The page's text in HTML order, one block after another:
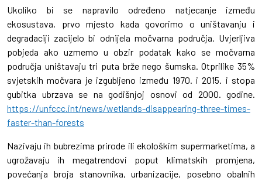
Ukoliko bi se napravilo određeno natjecanje između
ekosustava, prvo mjesto kada govorimo o uništavanju i
degradaciji zacijelo bi odnijela močvarna područja. Uvjerljiva
pobjeda ako uzmemo u obzir podatak kako se močvarna
područja uništavaju tri puta brže nego šumska. Otprilike 35%
svjetskih močvara je izgubljeno između 1970. i 2015. i stopa
gubitka ubrzava se na godišnjoj osnovi od 2000. godine.
https://unfccc.int/news/wetlands-disappearing-three-times-
faster-than-forests
Nazivaju ih bubrezima prirode ili ekološkim supermarketima, a
ugrožavaju ih megatrendovi poput klimatskih promjena,
povećanja broja stanovnika, urbanizacije, posebno obalnih